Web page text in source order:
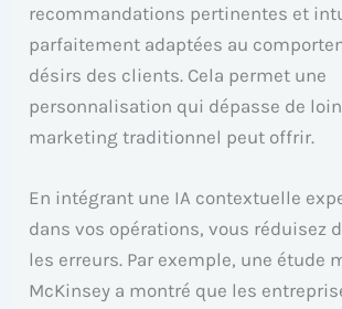
recommandations pertinentes et
parfaitement adaptées au
désirs des clients. Cela permet une
personnalisation qui dépasse de
marketing traditionnel peut offrir.
En intégrant une IA contextuelle
dans vos opérations, vous réduisez
les erreurs. Par exemple, une étude
McKinsey a montré que les